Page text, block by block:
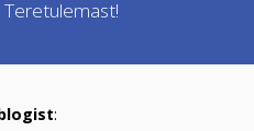
Teretulemast!
: